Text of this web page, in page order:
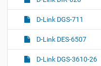
D-Link DGS-711
D-Link DES-6507
D-Link DGS-3610-26